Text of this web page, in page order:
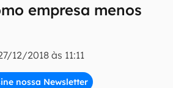
empresa menos
12/2018 às 11:11
nossa Newsletter
inscreva-se